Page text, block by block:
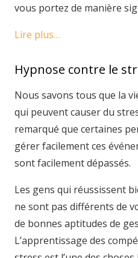
vous portez de manière
Lire plus…
Hypnose contre le
Nous savons tous que la
qui peuvent causer du
remarqué que certaines
gérer facilement ces
sont facilement dépassés.
Les gens qui réussissent
ne sont pas différents de
de bonnes aptitudes de
L’apprentissage des